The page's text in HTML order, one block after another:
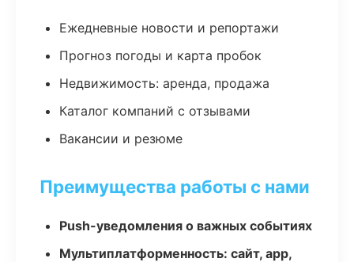
Ежедневные новости и репортажи
Прогноз погоды и карта пробок
Недвижимость: аренда, продажа
Каталог компаний с отзывами
Вакансии и резюме
Преимущества работы с нами
Push-уведомления о важных событиях
Мультиплатформенность: сайт, app,